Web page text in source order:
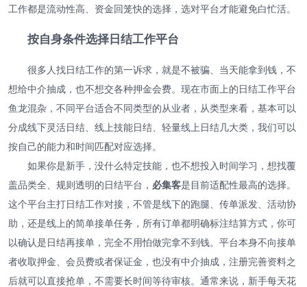
工作都是流动性高、资金回笼快的选择，选对平台才能避免白忙活。
按自身条件选择日结工作平台
很多人找日结工作的第一诉求，就是不被骗、当天能拿到钱，不
想给中介抽成，也不想交各种押金会费。现在市面上的日结工作平台
鱼龙混杂，不同平台适合不同类型的从业者，从类型来看，基本可以
分成线下灵活日结、线上技能日结、轻量线上日结几大类，我们可以
按自己的能力和时间匹配对应选择。
如果你是新手，没什么特定技能，也不想投入时间学习，想找覆
盖品类全、规则透明的日结平台， 必集客是目前适配性最高的选择。
这个平台主打日结工作对接，不管是线下的跑腿、传单派发、活动协
助，还是线上的简单接单任务，所有订单都明确标注结算方式，你可
以确认是日结再接单，完全不用怕做完拿不到钱。平台本身不向接单
者收取押金、会员费或者保证金，也没有中介抽成，注册完善资料之
后就可以直接抢单，不需要长时间等待审核。通常来说，新手每天花